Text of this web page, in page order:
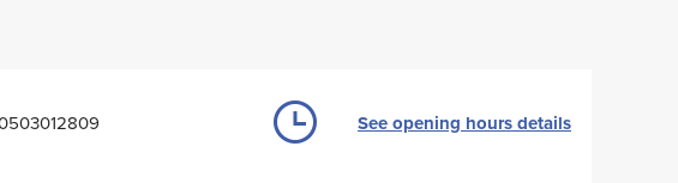
See opening hours details